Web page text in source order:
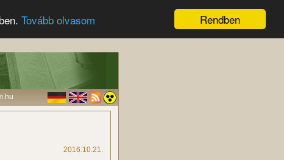
Rendben
Tovább olvasom
2016.10.21.